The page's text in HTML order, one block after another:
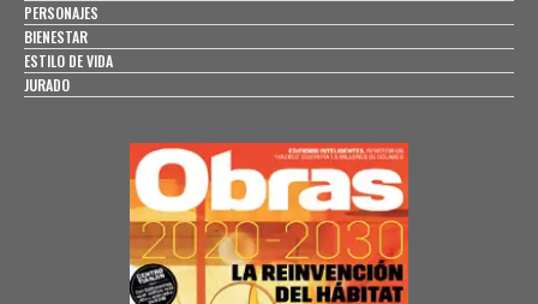
PERSONAJES
BIENESTAR
ESTILO DE VIDA
JURADO